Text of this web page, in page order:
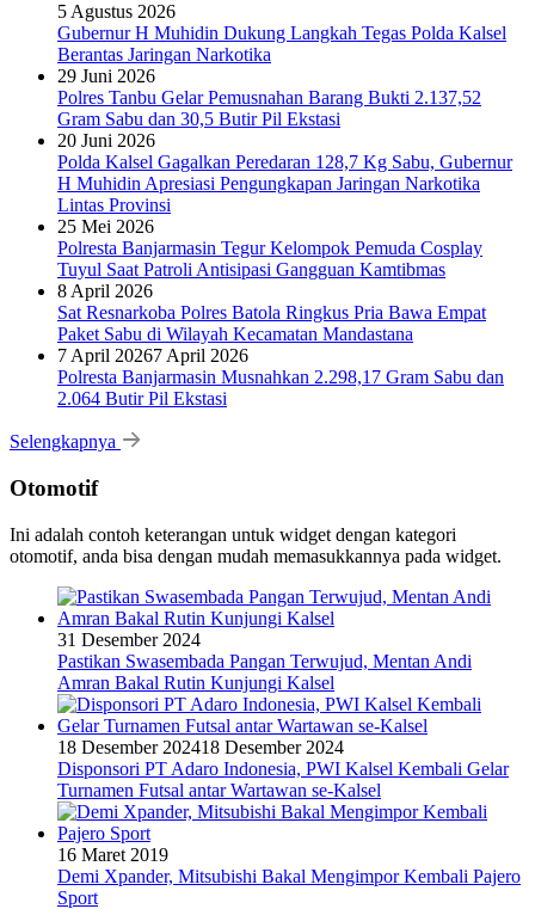
5 Agustus 2026
Gubernur H Muhidin Dukung Langkah Tegas Polda Kalsel
Berantas Jaringan Narkotika
29 Juni 2026
Polres Tanbu Gelar Pemusnahan Barang Bukti 2.137,52
Gram Sabu dan 30,5 Butir Pil Ekstasi
20 Juni 2026
Polda Kalsel Gagalkan Peredaran 128,7 Kg Sabu, Gubernur
H Muhidin Apresiasi Pengungkapan Jaringan Narkotika
Lintas Provinsi
25 Mei 2026
Polresta Banjarmasin Tegur Kelompok Pemuda Cosplay
Tuyul Saat Patroli Antisipasi Gangguan Kamtibmas
8 April 2026
Sat Resnarkoba Polres Batola Ringkus Pria Bawa Empat
Paket Sabu di Wilayah Kecamatan Mandastana
7 April 20267 April 2026
Polresta Banjarmasin Musnahkan 2.298,17 Gram Sabu dan
2.064 Butir Pil Ekstasi
Selengkapnya
Otomotif
Ini adalah contoh keterangan untuk widget dengan kategori
otomotif, anda bisa dengan mudah memasukkannya pada widget.
31 Desember 2024
Pastikan Swasembada Pangan Terwujud, Mentan Andi
Amran Bakal Rutin Kunjungi Kalsel
18 Desember 202418 Desember 2024
Disponsori PT Adaro Indonesia, PWI Kalsel Kembali Gelar
Turnamen Futsal antar Wartawan se-Kalsel
16 Maret 2019
Demi Xpander, Mitsubishi Bakal Mengimpor Kembali Pajero
Sport